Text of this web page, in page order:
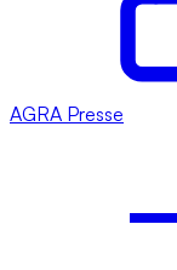
AGRA Presse